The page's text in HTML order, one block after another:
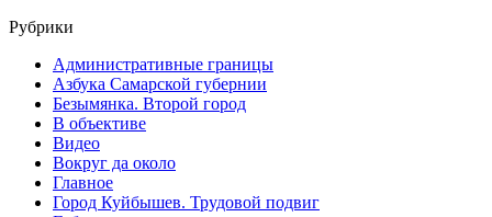
Рубрики
Административные границы
Азбука Самарской губернии
Безымянка. Второй город
В объективе
Видео
Вокруг да около
Главное
Город Куйбышев. Трудовой подвиг